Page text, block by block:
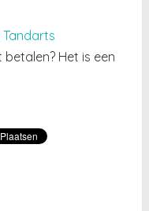
Tandarts
Het is een